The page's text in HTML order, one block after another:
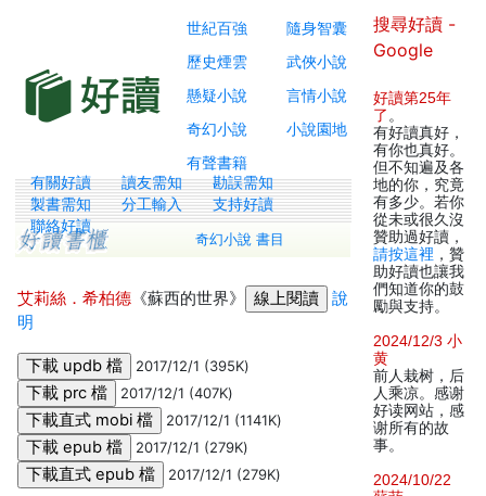
世紀百強
隨身智囊
歷史煙雲
武俠小說
懸疑小說
言情小說
奇幻小說
小說園地
有聲書籍
有關好讀 讀友需知
勘誤需知
製書需知
分工輸入
支持好讀
聯絡好讀
奇幻小說 書目
艾莉絲．希柏德 《蘇西的世界》
說
明
2017/12/1 (395K)
2017/12/1 (407K)
2017/12/1 (1141K)
2017/12/1 (279K)
2017/12/1 (279K)
搜尋好讀 -
Google
好讀第25年
了 。
有好讀真好，
有你也真好。
但不知遍及各
地的你，究竟
有多少。若你
從未或很久沒
贊助過好讀，
請按這裡 ，贊
助好讀也讓我
們知道你的鼓
勵與支持。
2024/12/3 小
黄
前人栽树，后
人乘凉。感谢
好读网站，感
谢所有的故
事。
2024/10/22